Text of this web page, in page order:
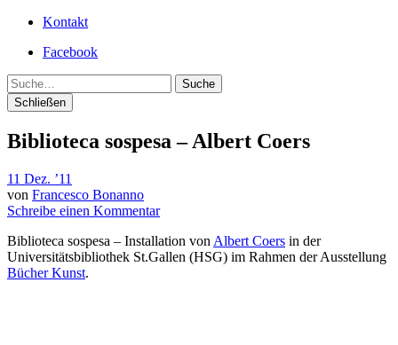
Kontakt
Facebook
Suche
Schließen
Biblioteca sospesa – Albert Coers
11 Dez. ’11
von Francesco Bonanno
Schreibe einen Kommentar
Biblioteca sospesa – Installation von Albert Coers in der
Universitätsbibliothek St.Gallen (HSG) im Rahmen der Ausstellung
Bücher Kunst.